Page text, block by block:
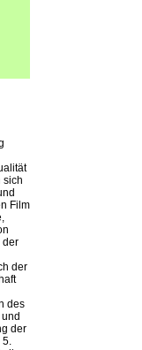
sich
Film
der
der
des
der
5.